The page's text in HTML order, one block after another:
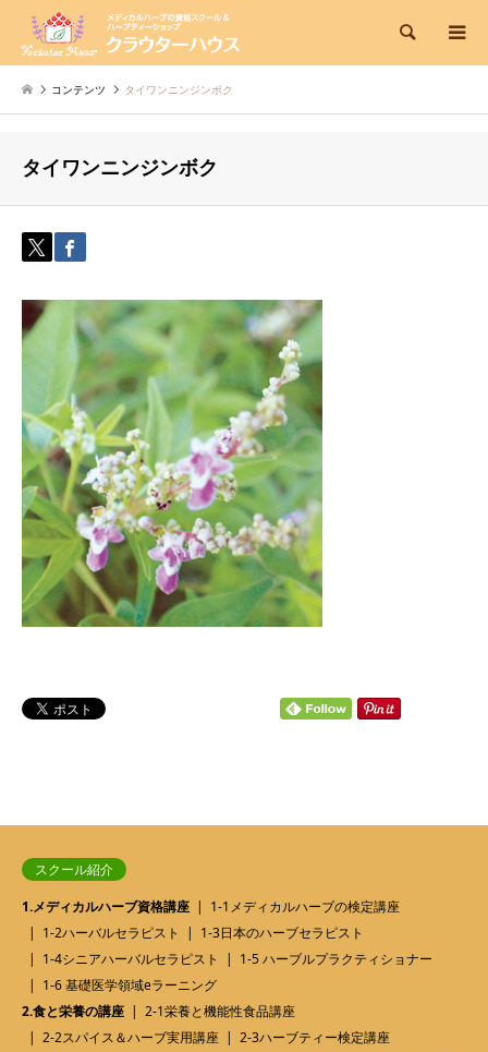
検索
コンテンツ タイワンニンジンボク
タイワンニンジンボク
スクール紹介
1.メディカルハーブ資格講座
1-1メディカルハーブの検定講座
1-2ハーバルセラピスト
1-3日本のハーブセラピスト
1-4シニアハーバルセラピスト
1-5 ハーブルプラクティショナー
1-6 基礎医学領域eラーニング
2.食と栄養の講座
2-1栄養と機能性食品講座
2-2スパイス＆ハーブ実用講座
2-3ハーブティー検定講座